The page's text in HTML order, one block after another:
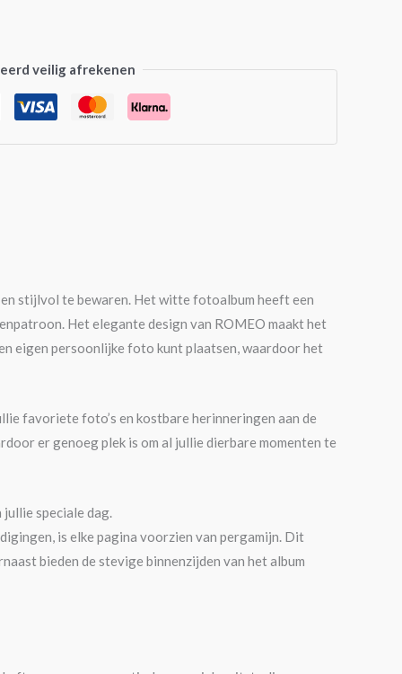
veilig afrekenen
stijlvol te bewaren. Het witte fotoalbum heeft een
Het elegante design van ROMEO maakt het
eigen persoonlijke foto kunt plaatsen, waardoor het
favoriete foto’s en kostbare herinneringen aan de
er genoeg plek is om al jullie dierbare momenten te
speciale dag.
is elke pagina voorzien van pergamijn. Dit
bieden de stevige binnenzijden van het album